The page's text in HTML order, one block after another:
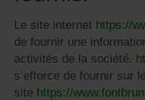
Le site internet https://
de fournir une
activités de la société.
s’efforce de fournir sur
site https://